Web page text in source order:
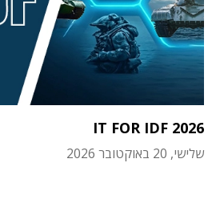
IT FOR IDF 2026
שלישי, 20 באוקטובר 2026